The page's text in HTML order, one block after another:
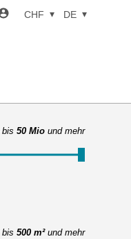
CHF DE
bis 50 Mio und mehr
bis 500 m² und mehr